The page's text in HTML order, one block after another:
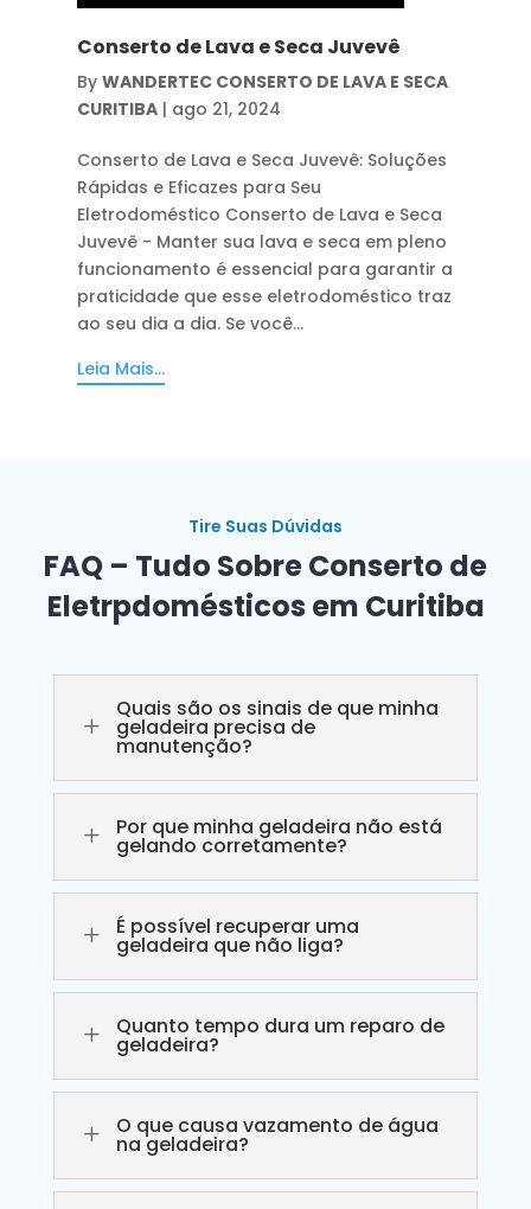
Conserto de Lava e Seca Juvevê
By WANDERTEC CONSERTO DE LAVA E SECA
CURITIBA| ago 21, 2024
Conserto de Lava e Seca Juvevê: Soluções
Rápidas e Eficazes para Seu
Eletrodoméstico Conserto de Lava e Seca
Juvevê - Manter sua lava e seca em pleno
funcionamento é essencial para garantir a
praticidade que esse eletrodoméstico traz
ao seu dia a dia. Se você...
Leia Mais...
Tire Suas Dúvidas
FAQ – Tudo Sobre Conserto de
Eletrpdomésticos em Curitiba
L
Quais são os sinais de que minha
geladeira precisa de
manutenção?
L Por que minha geladeira não está
gelando corretamente?
L É possível recuperar uma
geladeira que não liga?
L Quanto tempo dura um reparo de
geladeira?
L O que causa vazamento de água
na geladeira?